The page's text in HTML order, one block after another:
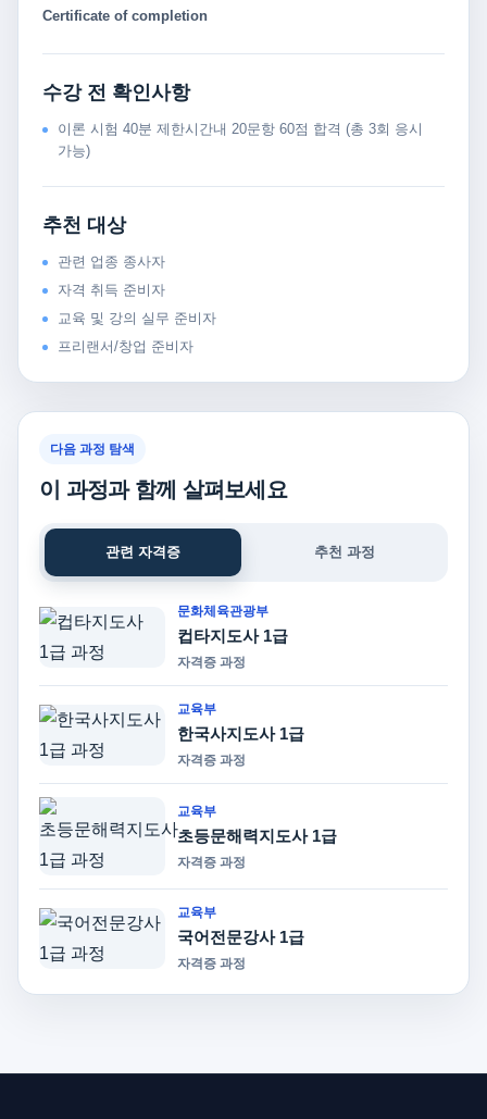
Certificate of completion
수강 전 확인사항
이론 시험 40분 제한시간내 20문항 60점 합격 (총 3회 응시
가능)
추천 대상
관련 업종 종사자
자격 취득 준비자
교육 및 강의 실무 준비자
프리랜서/창업 준비자
다음 과정 탐색
이 과정과 함께 살펴보세요
관련 자격증 추천 과정
문화체육관광부
컵타지도사 1급
자격증 과정
교육부
한국사지도사 1급
자격증 과정
교육부
초등문해력지도사 1급
자격증 과정
교육부
국어전문강사 1급
자격증 과정